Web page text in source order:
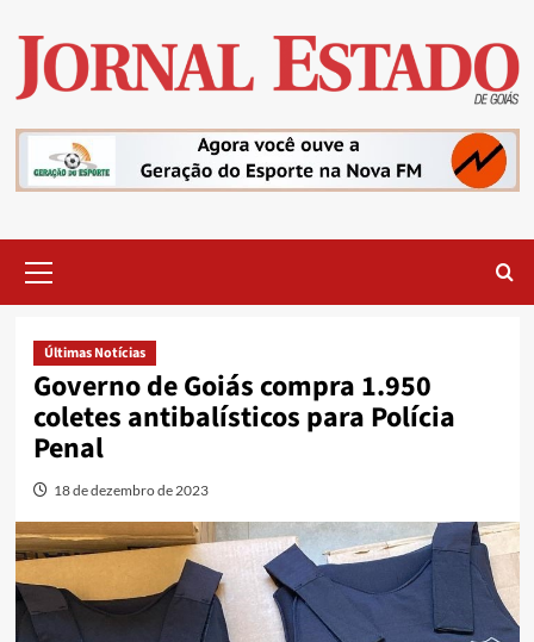
content
Menu
Últimas Notícias
Governo de Goiás compra 1.950
coletes antibalísticos para Polícia
Penal
18 de dezembro de 2023